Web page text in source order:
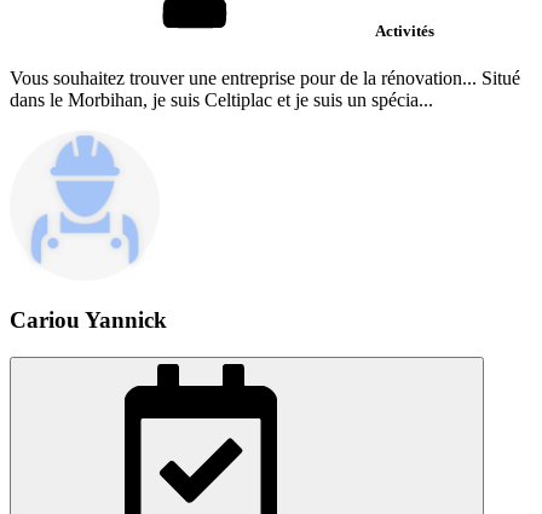
Activités
Vous souhaitez trouver une entreprise pour de la rénovation... Situé
dans le Morbihan, je suis Celtiplac et je suis un spécia...
Cariou Yannick